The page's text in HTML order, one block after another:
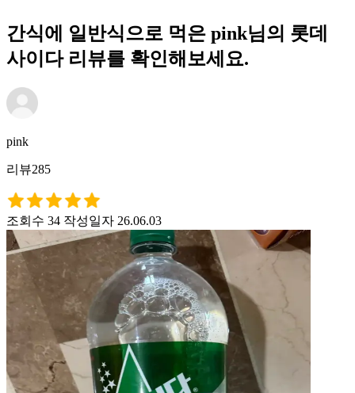
간식에 일반식으로 먹은 pink님의 롯데
사이다 리뷰를 확인해보세요.
pink
리뷰285
조회수 34 작성일자 26.06.03